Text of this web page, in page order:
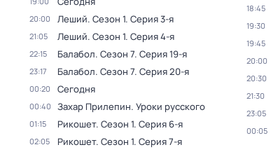
20:00 Леший. Сезон 1. Серия 3-я
21:05 Леший. Сезон 1. Серия 4-я
22:15 Балабол. Сезон 7. Серия 19-я
23:17 Балабол. Сезон 7. Серия 20-я
00:20 Сегодня
00:40 Захар Прилепин. Уроки русского
01:15 Рикошет. Сезон 1. Серия 6-я
02:05 Рикошет. Сезон 1. Серия 7-я
18:45
19:30
19:45
20:00
20:30
21:30
23:05
00:05